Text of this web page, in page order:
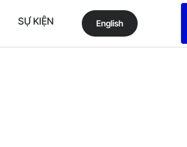
SỰ KIỆN English